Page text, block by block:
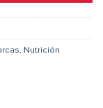
, Nutrición